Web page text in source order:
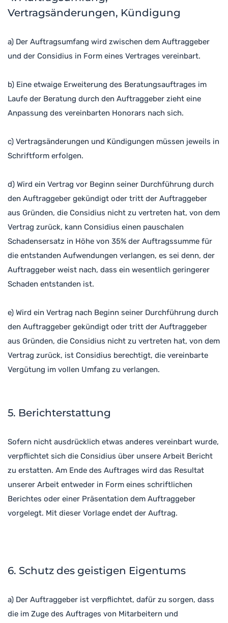
Vertragsänderungen, Kündigung
a) Der Auftragsumfang wird zwischen dem Auftraggeber
und der Considius in Form eines Vertrages vereinbart.
b) Eine etwaige Erweiterung des Beratungsauftrages im
Laufe der Beratung durch den Auftraggeber zieht eine
Anpassung des vereinbarten Honorars nach sich.
c) Vertragsänderungen und Kündigungen müssen jeweils in
Schriftform erfolgen.
d) Wird ein Vertrag vor Beginn seiner Durchführung durch
den Auftraggeber gekündigt oder tritt der Auftraggeber
aus Gründen, die Considius nicht zu vertreten hat, von dem
Vertrag zurück, kann Considius einen pauschalen
Schadensersatz in Höhe von 35% der Auftragssumme für
die entstanden Aufwendungen verlangen, es sei denn, der
Auftraggeber weist nach, dass ein wesentlich geringerer
Schaden entstanden ist.
e) Wird ein Vertrag nach Beginn seiner Durchführung durch
den Auftraggeber gekündigt oder tritt der Auftraggeber
aus Gründen, die Considius nicht zu vertreten hat, von dem
Vertrag zurück, ist Considius berechtigt, die vereinbarte
Vergütung im vollen Umfang zu verlangen.
5. Berichterstattung
Sofern nicht ausdrücklich etwas anderes vereinbart wurde,
verpflichtet sich die Considius über unsere Arbeit Bericht
zu erstatten. Am Ende des Auftrages wird das Resultat
unserer Arbeit entweder in Form eines schriftlichen
Berichtes oder einer Präsentation dem Auftraggeber
vorgelegt. Mit dieser Vorlage endet der Auftrag.
6. Schutz des geistigen Eigentums
a) Der Auftraggeber ist verpflichtet, dafür zu sorgen, dass
die im Zuge des Auftrages von Mitarbeitern und